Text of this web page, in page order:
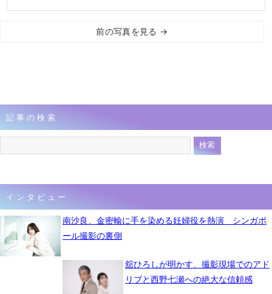
前の写真を見る →
記事の検索
インタビュー
南沙良、金密輸に手を染める妊婦役を熱演 シンガポ
ール撮影の裏側
舘ひろしが明かす、撮影現場でのアド
リブと西野七瀬への絶大な信頼感